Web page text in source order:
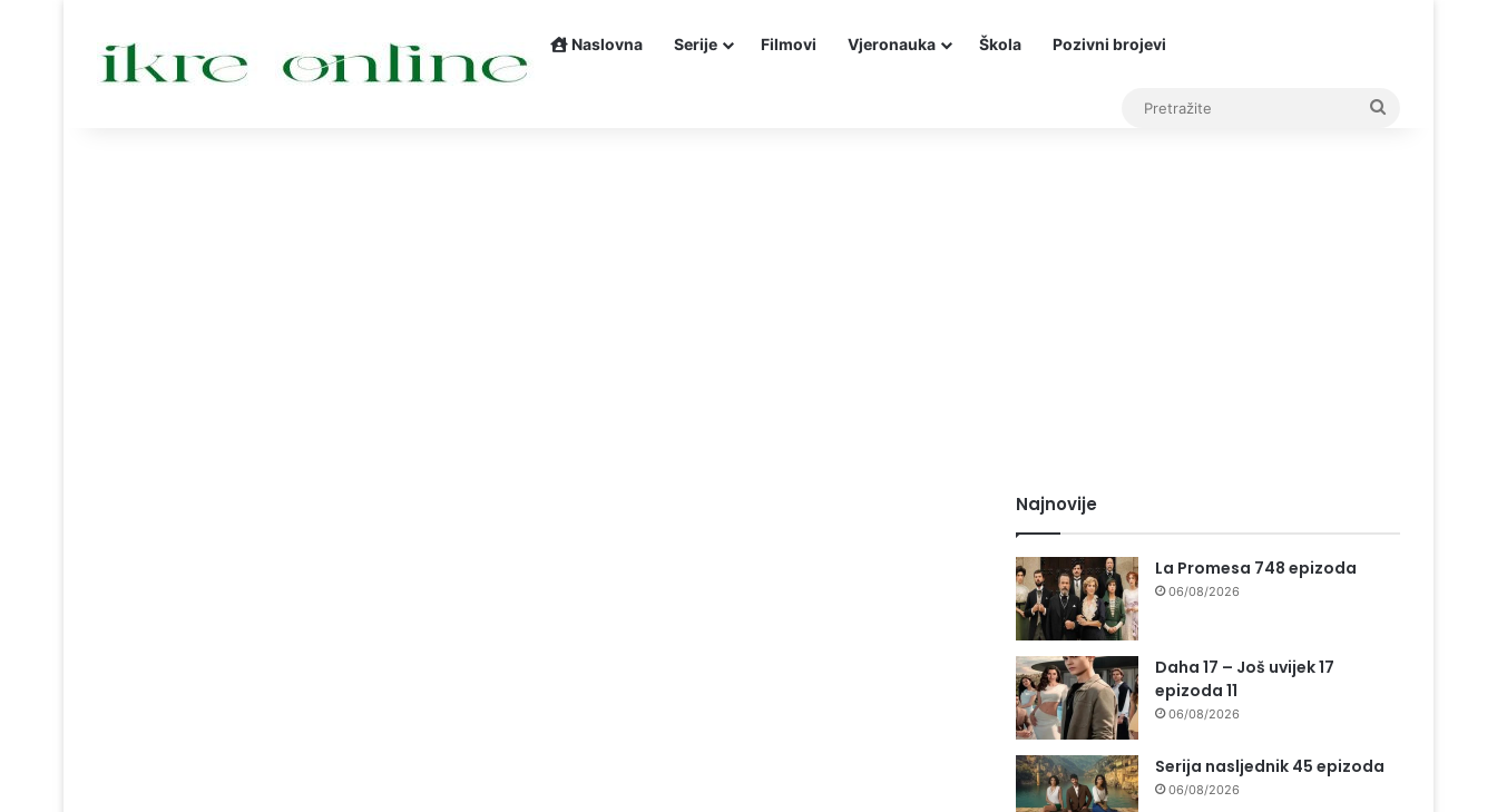
Naslovna Serije Filmovi Vjeronauka Škola Pozivni brojevi
Najnovije
La Promesa 748 epizoda
06/08/2026
Daha 17 – Još uvijek 17
epizoda 11
06/08/2026
Serija nasljednik 45 epizoda
06/08/2026